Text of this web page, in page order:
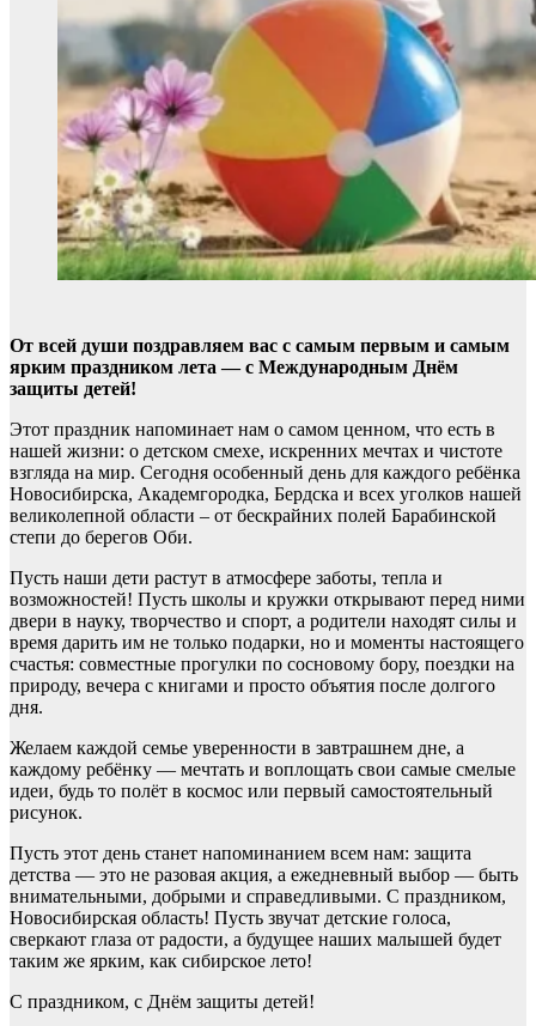
От всей души поздравляем вас с самым первым и самым
ярким праздником лета — с Международным Днём
защиты детей!
Этот праздник напоминает нам о самом ценном, что есть в
нашей жизни: о детском смехе, искренних мечтах и чистоте
взгляда на мир. Сегодня особенный день для каждого ребёнка
Новосибирска, Академгородка, Бердска и всех уголков нашей
великолепной области – от бескрайних полей Барабинской
степи до берегов Оби.
Пусть наши дети растут в атмосфере заботы, тепла и
возможностей! Пусть школы и кружки открывают перед ними
двери в науку, творчество и спорт, а родители находят силы и
время дарить им не только подарки, но и моменты настоящего
счастья: совместные прогулки по сосновому бору, поездки на
природу, вечера с книгами и просто объятия после долгого
дня.
Желаем каждой семье уверенности в завтрашнем дне, а
каждому ребёнку — мечтать и воплощать свои самые смелые
идеи, будь то полёт в космос или первый самостоятельный
рисунок.
Пусть этот день станет напоминанием всем нам: защита
детства — это не разовая акция, а ежедневный выбор — быть
внимательными, добрыми и справедливыми. С праздником,
Новосибирская область! Пусть звучат детские голоса,
сверкают глаза от радости, а будущее наших малышей будет
таким же ярким, как сибирское лето!
С праздником, с Днём защиты детей!